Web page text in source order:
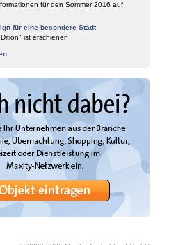
für den Sommer 2016 auf
für eine besondere Stadt
ist erschienen